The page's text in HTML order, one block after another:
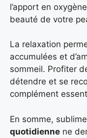
l’apport en
beauté de votre
La relaxation
accumulées et
sommeil. Profiter
détendre et se
complément
En somme,
quotidienne ne